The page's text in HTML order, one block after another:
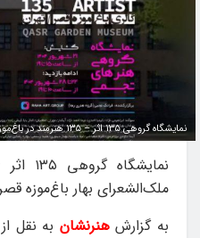
نمایشگاه گروهی ۱۳۵ اثر – ۱۳۵ هنرمند در باغ‌موزه قصر
ملک‌الشعرای بهار باغ‌موزه
به گزارشهنرنشان به نقل